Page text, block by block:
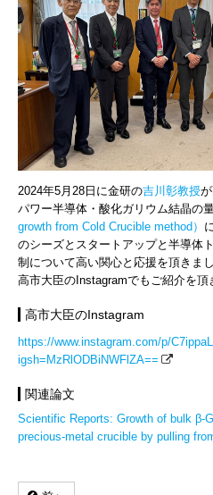
2024年5月28日に金研の吉川彰教授
パワー半導体・酸化ガリウム結晶の
growth from Cold Crucible method）
のシーズとスタートアップと半導体
制について高い関心と応援を頂きまし
高市大臣のInstagramでもご紹介を頂
高市大臣のInstagram
https://www.instagram.com/p/
igsh=MzRlODBiNWFlZA==
関連論文
Scientific Reports: Growth of bulk β-
precious-metal crucible by pulling